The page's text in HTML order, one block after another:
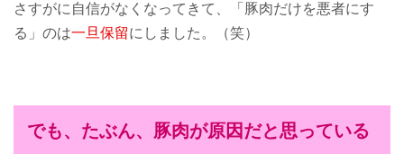
さすがに自信がなくなってきて、「豚肉だけを悪者にす
る」のは一旦保留にしました。（笑）
でも、たぶん、豚肉が原因だと思っている